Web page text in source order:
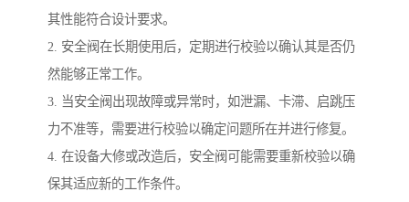
其性能符合设计要求。
2. 安全阀在长期使用后，定期进行校验以确认其是否仍
然能够正常工作。
3. 当安全阀出现故障或异常时，如泄漏、卡滞、启跳压
力不准等，需要进行校验以确定问题所在并进行修复。
4. 在设备大修或改造后，安全阀可能需要重新校验以确
保其适应新的工作条件。